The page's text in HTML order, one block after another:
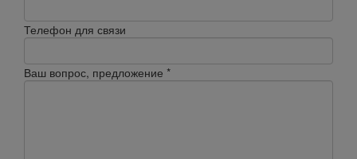
Телефон для связи
Ваш вопрос, предложение *